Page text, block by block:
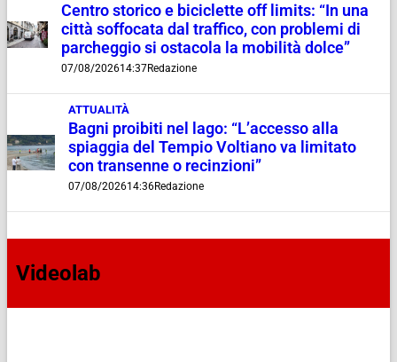
Centro storico e biciclette off limits: “In una
città soffocata dal traffico, con problemi di
parcheggio si ostacola la mobilità dolce”
07/08/202614:37Redazione
ATTUALITÀ
Bagni proibiti nel lago: “L’accesso alla
spiaggia del Tempio Voltiano va limitato
con transenne o recinzioni”
07/08/202614:36Redazione
Videolab